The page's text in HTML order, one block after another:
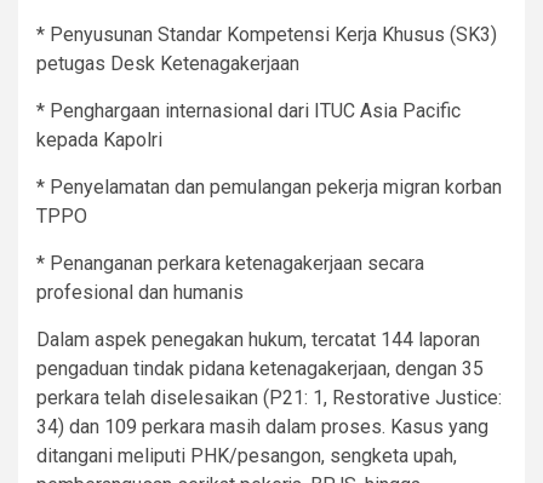
* Penyusunan Standar Kompetensi Kerja Khusus (SK3)
petugas Desk Ketenagakerjaan
* Penghargaan internasional dari ITUC Asia Pacific
kepada Kapolri
* Penyelamatan dan pemulangan pekerja migran korban
TPPO
* Penanganan perkara ketenagakerjaan secara
profesional dan humanis
Dalam aspek penegakan hukum, tercatat 144 laporan
pengaduan tindak pidana ketenagakerjaan, dengan 35
perkara telah diselesaikan (P21: 1, Restorative Justice:
34) dan 109 perkara masih dalam proses. Kasus yang
ditangani meliputi PHK/pesangon, sengketa upah,